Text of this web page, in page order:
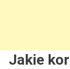
Jakie